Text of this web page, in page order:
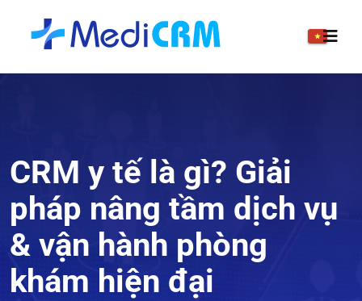
CRM y tế là gì? Giải
pháp nâng tầm dịch vụ
& vận hành phòng
khám hiện đại